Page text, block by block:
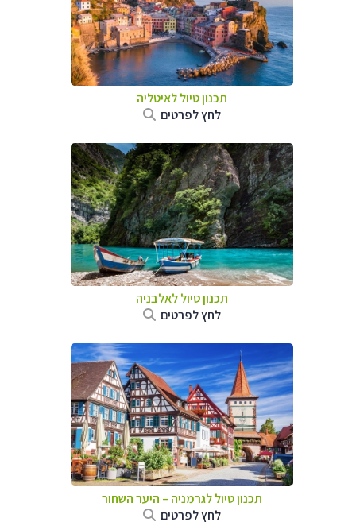
תכנון טיול לאיטליה
לחץ לפרטים
תכנון טיול לאלבניה
לחץ לפרטים
תכנון טיול לגרמניה – היער השחור
לחץ לפרטים